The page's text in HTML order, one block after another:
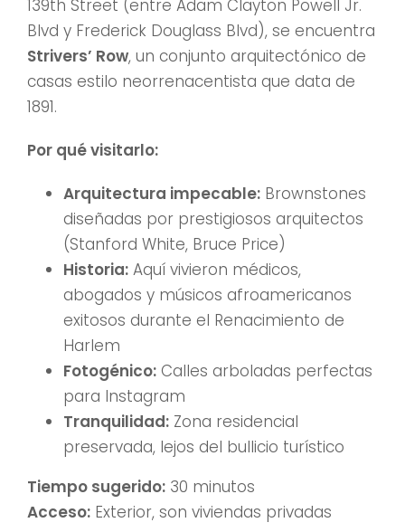
139th Street (entre Adam Clayton Powell Jr.
Blvd y Frederick Douglass Blvd), se encuentra
Strivers’ Row, un conjunto arquitectónico de
casas estilo neorrenacentista que data de
1891.
Por qué visitarlo:
Arquitectura impecable: Brownstones
diseñadas por prestigiosos arquitectos
(Stanford White, Bruce Price)
Historia: Aquí vivieron médicos,
abogados y músicos afroamericanos
exitosos durante el Renacimiento de
Harlem
Fotogénico: Calles arboladas perfectas
para Instagram
Tranquilidad: Zona residencial
preservada, lejos del bullicio turístico
Tiempo sugerido: 30 minutos
Acceso: Exterior, son viviendas privadas